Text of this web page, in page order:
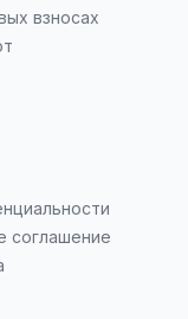
взносах
соглашение